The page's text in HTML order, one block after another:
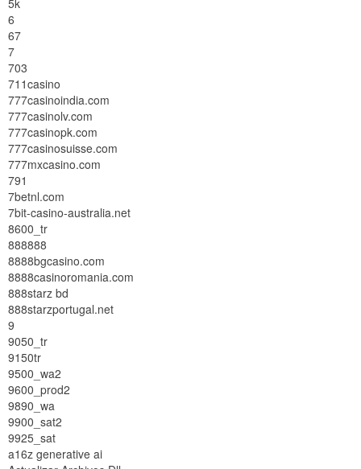
5k
6
67
7
703
711casino
777casinoindia.com
777casinolv.com
777casinopk.com
777casinosuisse.com
777mxcasino.com
791
7betnl.com
7bit-casino-australia.net
8600_tr
888888
8888bgcasino.com
8888casinoromania.com
888starz bd
888starzportugal.net
9
9050_tr
9150tr
9500_wa2
9600_prod2
9890_wa
9900_sat2
9925_sat
a16z generative ai